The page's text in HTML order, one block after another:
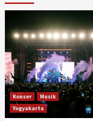
Konser
Musik
Yogyakarta